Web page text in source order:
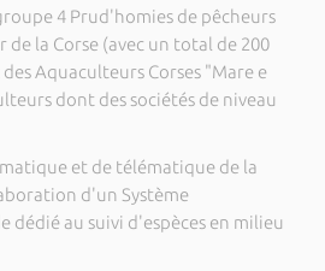
4 Prud'homies de pêcheurs
la Corse (avec un total de 200
Aquaculteurs Corses "Mare e
dont des sociétés de niveau
et de télématique de la
d'un Système
au suivi d'espèces en milieu